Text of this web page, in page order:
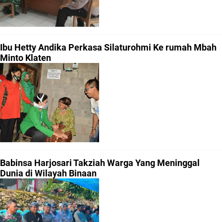
Ibu Hetty Andika Perkasa Silaturohmi Ke rumah Mbah
Minto Klaten
Babinsa Harjosari Takziah Warga Yang Meninggal
Dunia di Wilayah Binaan